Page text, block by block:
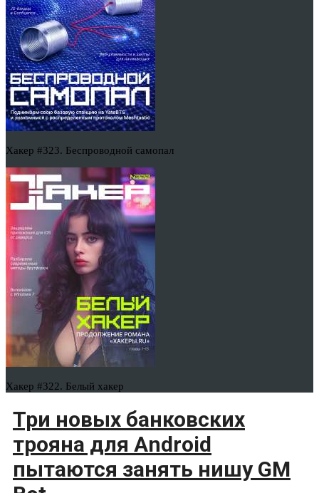
Хакер #323. Беспроводной самопал
Хакер #322. Белый хакер
Три новых банковских
трояна для Android
пытаются занять нишу GM